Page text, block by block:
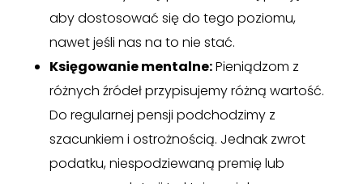
aby dostosować się do tego poziomu,
nawet jeśli nas na to nie stać.
Księgowanie mentalne:Pieniądzom z
różnych źródeł przypisujemy różną wartość.
Do regularnej pensji podchodzimy z
szacunkiem i ostrożnością. Jednak zwrot
podatku, niespodziewaną premię lub